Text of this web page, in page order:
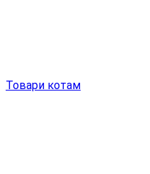
Товари котам